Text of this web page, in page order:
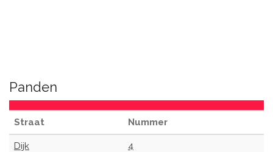
Panden
Straat Nummer
Dijk 4